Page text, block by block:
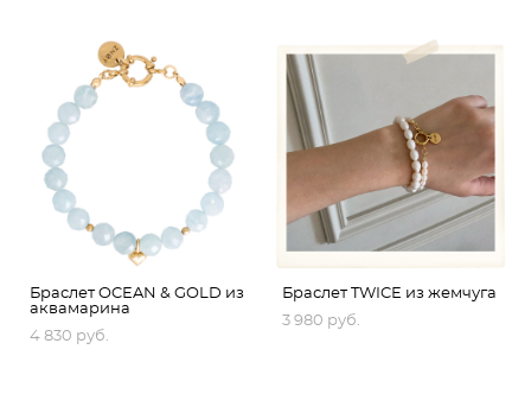
Браслет OCEAN & GOLD из
аквамарина
4 830 pуб.
Браслет TWICE из жемчуга
3 980 pуб.